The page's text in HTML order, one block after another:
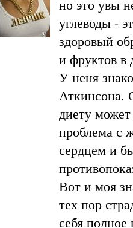
но это увы
углеводы -
здоровый
и фруктов в
У неня
Аткинсона.
диету
проблема с
сердцем и
Вот и моя
тех пор
себя